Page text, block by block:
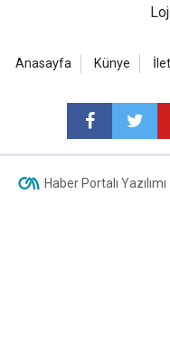
Anasayfa Künye
Haber Portalı Yazılımı